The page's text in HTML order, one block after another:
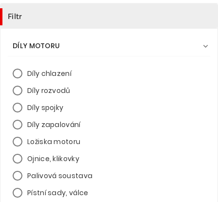
Filtr
DÍLY MOTORU 
Díly chlazení
Díly rozvodů
Díly spojky
Díly zapalování
Ložiska motoru
Ojnice, klikovky
Palivová soustava
Pístní sady, válce